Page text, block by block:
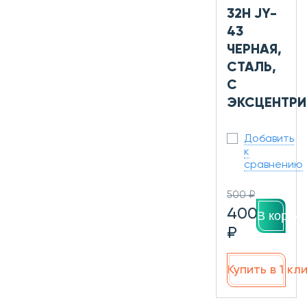
32H JY-
43
ЧЕРНАЯ,
СТАЛЬ,
С
Добавить
к
сравнению
500 ₽
400
₽
В
Купить в 1